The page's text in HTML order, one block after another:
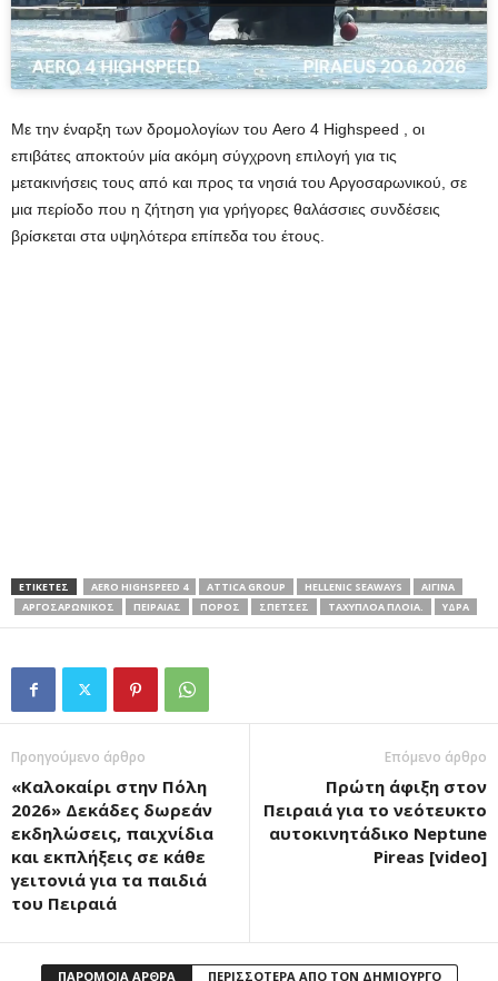
Με την έναρξη των δρομολογίων του Aero 4 Highspeed , οι
επιβάτες αποκτούν μία ακόμη σύγχρονη επιλογή για τις
μετακινήσεις τους από και προς τα νησιά του Αργοσαρωνικού, σε
μια περίοδο που η ζήτηση για γρήγορες θαλάσσιες συνδέσεις
βρίσκεται στα υψηλότερα επίπεδα του έτους.
ΕΤΙΚΕΤΕΣ AERO HIGHSPEED 4 ATTICA GROUP HELLENIC SEAWAYS
ΑΙΓΙΝΑ
ΑΡΓΟΣΑΡΩΝΙΚΟΣ
ΠΕΙΡΑΙΑΣ ΠΟΡΟΣ ΣΠΕΤΣΕΣ ΤΑΧΎΠΛΟΑ ΠΛΟΊΑ. ΥΔΡΑ
Προηγούμενο άρθρο
«Καλοκαίρι στην Πόλη
2026» Δεκάδες δωρεάν
εκδηλώσεις, παιχνίδια
και εκπλήξεις σε κάθε
γειτονιά για τα παιδιά
του Πειραιά
Επόμενο άρθρο
Πρώτη άφιξη στον
Πειραιά για το νεότευκτο
αυτοκινητάδικο Neptune
Pireas [video]
ΠΑΡΟΜΟΙΑ ΑΡΘΡΑ ΠΕΡΙΣΣΟΤΕΡΑ ΑΠΟ ΤΟΝ ΔΗΜΙΟΥΡΓΟ